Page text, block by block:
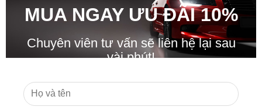
MUA NGAY ƯU ĐÃI10%
Chuyên viên tư vấn sẽ liên hệ lại sau
vài phút!